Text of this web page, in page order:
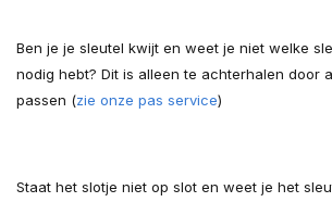
Ben je je sleutel kwijt en weet je niet welke
nodig hebt? Dit is alleen te achterhalen door
passen (zie onze pas service)
Staat het slotje niet op slot en weet je het